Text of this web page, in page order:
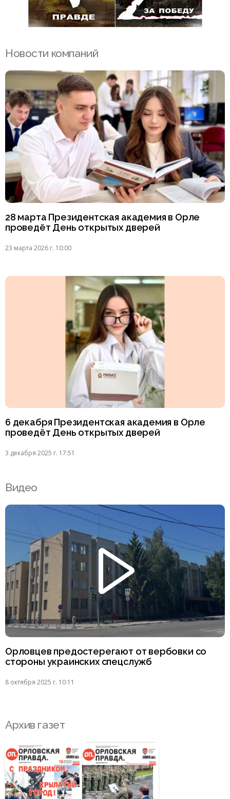
Новости компаний
28 марта Президентская академия в Орле
проведёт День открытых дверей
23 марта 2026 г. 10:00
6 декабря Президентская академия в Орле
проведёт День открытых дверей
3 декабря 2025 г. 17:51
Видео
Орловцев предостерегают от вербовки со
стороны украинских спецслужб
8 октября 2025 г. 10:11
Архив газет